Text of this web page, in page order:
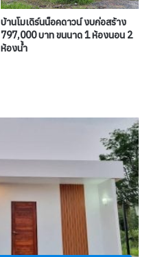
บ้านโมเดิร์นน็อคดาวน์ งบก่อสร้าง
797,000 บาท ขนนาด 1 ห้องนอน 2
ห้องน้ำ